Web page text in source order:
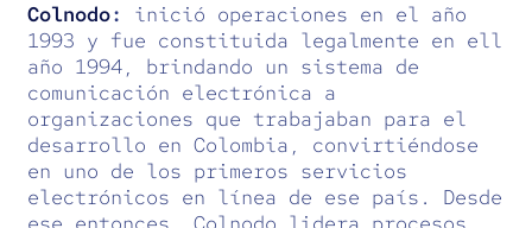
Colnodo:
inició operaciones en el año
1993 y fue constituida legalmente en ell
año 1994, brindando un sistema de
comunicación electrónica a
organizaciones que trabajaban para el
desarrollo en Colombia, convirtiéndose
en uno de los primeros servicios
electrónicos en línea de ese país. Desde